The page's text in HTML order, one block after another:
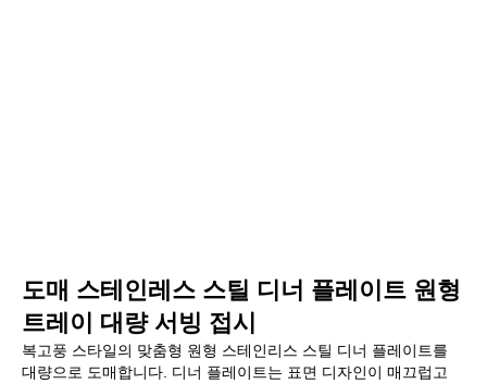
도매 스테인레스 스틸 디너 플레이트 원형
트레이 대량 서빙 접시
복고풍 스타일의 맞춤형 원형 스테인리스 스틸 디너 플레이트를
대량으로 도매합니다. 디너 플레이트는 표면 디자인이 매끄럽고